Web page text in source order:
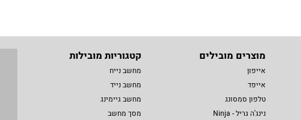
מוצרים מובילים
אייפון
אייפד
טלפון סמסונג
נינג'ה גריל - Ninja
קטגוריות מובילות
מחשב נייח
מחשב נייד
מחשב גיימינג
מסך מחשב